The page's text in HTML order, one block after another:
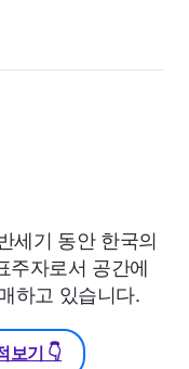
세기 동안 한국의
주자로서 공간에
하고 있습니다.
보기 👇